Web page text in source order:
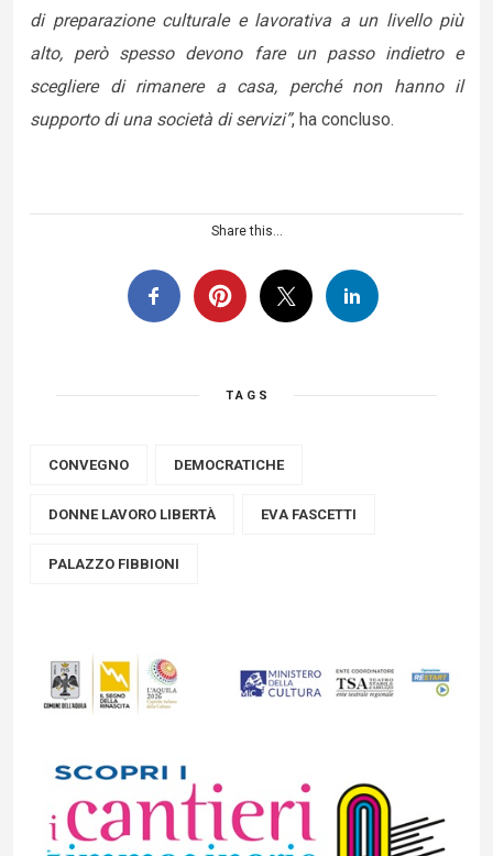
di preparazione culturale e lavorativa a un livello più
alto, però spesso devono fare un passo indietro e
scegliere di rimanere a casa, perché non hanno il
supporto di una società di servizi”, ha concluso.
Share this...
TAGS
CONVEGNO DEMOCRATICHE
DONNE LAVORO LIBERTÀ EVA FASCETTI
PALAZZO FIBBIONI